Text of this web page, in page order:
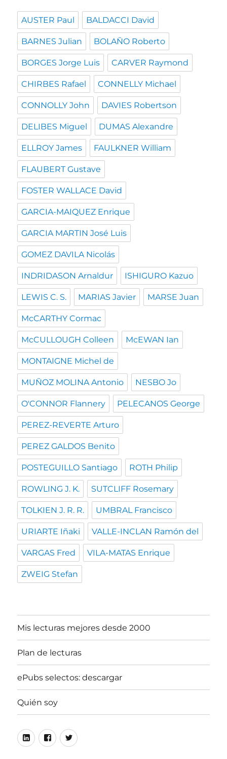
AUSTER Paul BALDACCI David
BARNES Julian BOLAÑO Roberto
BORGES Jorge Luis CARVER Raymond
CHIRBES Rafael CONNELLY Michael
CONNOLLY John DAVIES Robertson
DELIBES Miguel DUMAS Alexandre
ELLROY James FAULKNER William
FLAUBERT Gustave
FOSTER WALLACE David
GARCIA-MAIQUEZ Enrique
GARCIA MARTIN José Luis
GOMEZ DAVILA Nicolás
INDRIDASON Arnaldur ISHIGURO Kazuo
LEWIS C. S. MARIAS Javier MARSE Juan
McCARTHY Cormac
McCULLOUGH Colleen McEWAN Ian
MONTAIGNE Michel de
MUÑOZ MOLINA Antonio NESBO Jo
O'CONNOR Flannery PELECANOS George
PEREZ-REVERTE Arturo
PEREZ GALDOS Benito
POSTEGUILLO Santiago ROTH Philip
ROWLING J. K. SUTCLIFF Rosemary
TOLKIEN J. R. R. UMBRAL Francisco
URIARTE Iñaki VALLE-INCLAN Ramón del
VARGAS Fred VILA-MATAS Enrique
ZWEIG Stefan
Mis lecturas mejores desde 2000
Plan de lecturas
ePubs selectos: descargar
Quién soy
LinkedinFacebookTwitter